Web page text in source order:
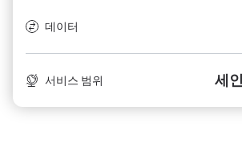
데이터
서비스 범위 세